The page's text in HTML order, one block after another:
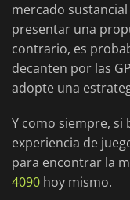
mercado
presentar una
contrario, es
decanten por las
adopte una
Y como siempre, si
experiencia de
para encontrar la
4090 hoy mismo.